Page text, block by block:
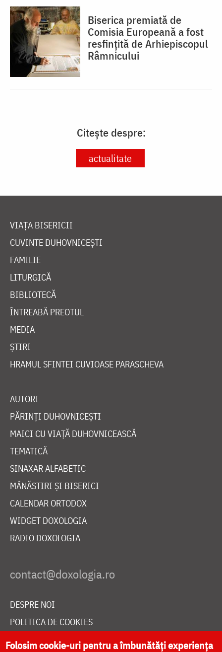
Biserica premiată de
Comisia Europeană a fost
resfinţită de Arhiepiscopul
Râmnicului
Citește despre:
actualitate
VIAȚA BISERICII
CUVINTE DUHOVNICEȘTI
FAMILIE
LITURGICĂ
BIBLIOTECĂ
ÎNTREABĂ PREOTUL
MEDIA
ȘTIRI
HRAMUL SFINTEI CUVIOASE PARASCHEVA
AUTORI
PĂRINȚI DUHOVNICEȘTI
MAICI CU VIAȚĂ DUHOVNICEASCĂ
TEMATICĂ
SINAXAR ALFABETIC
MĂNĂSTIRI ȘI BISERICI
CALENDAR ORTODOX
WIDGET DOXOLOGIA
RADIO DOXOLOGIA
DESPRE NOI
POLITICA DE COOKIES
DONEAZĂ ONLINE PENTRU CATEDRALA NAȚIONALĂ
Folosim cookie-uri pentru a îmbunătăți experiența